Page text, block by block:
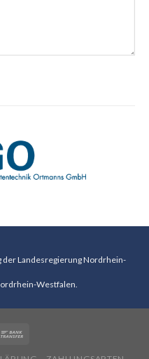
Landesregierung Nordrhein-
Westfalen.